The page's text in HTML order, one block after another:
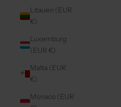
Litauen (EUR
€)
Luxemburg
(EUR €)
Malta (EUR
€)
Monaco (EUR